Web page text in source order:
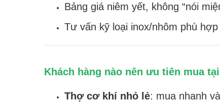
Bảng giá niêm yết, không “nói
Tư vấn kỹ loại inox/nhôm phù
Khách hàng nào nên ưu tiên mua
Thợ cơ khí nhỏ lẻ: mua nhanh